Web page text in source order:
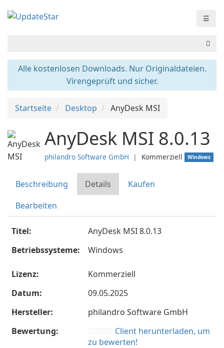
☰
Alle kostenlosen Downloads. Nur Originaldateien.
Virengeprüft und sicher.
Startseite Desktop AnyDesk MSI
AnyDesk MSI 8.0.13
philandro Software GmbH ❘ Kommerziell Windows
Beschreibung Details
Kaufen
Bearbeiten
Titel:
AnyDesk MSI 8.0.13
Betriebssysteme:
Windows
Lizenz:
Kommerziell
Datum:
09.05.2025
Hersteller:
philandro Software GmbH
Bewertung:
Client herunterladen, um
zu bewerten!